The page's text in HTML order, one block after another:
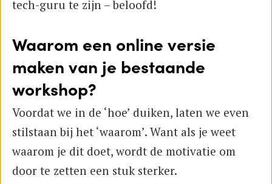
tech-guru te zijn – beloofd!
Waarom een online versie
maken van je bestaande
workshop?
Voordat we in de ‘hoe’ duiken, laten we even
stilstaan bij het ‘waarom’. Want als je weet
waarom je dit doet, wordt de motivatie om
door te zetten een stuk sterker.